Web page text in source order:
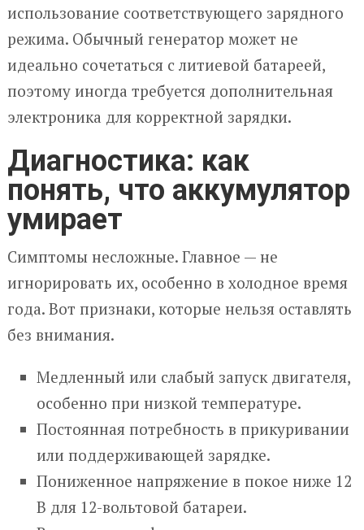
использование соответствующего зарядного
режима. Обычный генератор может не
идеально сочетаться с литиевой батареей,
поэтому иногда требуется дополнительная
электроника для корректной зарядки.
Диагностика: как
понять, что аккумулятор
умирает
Симптомы несложные. Главное — не
игнорировать их, особенно в холодное время
года. Вот признаки, которые нельзя оставлять
без внимания.
Медленный или слабый запуск двигателя,
особенно при низкой температуре.
Постоянная потребность в прикуривании
или поддерживающей зарядке.
Пониженное напряжение в покое ниже 12
В для 12-вольтовой батареи.